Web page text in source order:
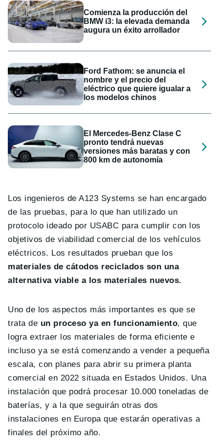
Comienza la producción del
BMW i3: la elevada demanda
augura un éxito arrollador
Ford Fathom: se anuncia el
nombre y el precio del
eléctrico que quiere igualar a
los modelos chinos
El Mercedes-Benz Clase C
pronto tendrá nuevas
versiones más baratas y con
800 km de autonomía
Los ingenieros de A123 Systems se han encargado
de las pruebas, para lo que han utilizado un
protocolo ideado por USABC para cumplir con los
objetivos de viabilidad comercial de los vehículos
eléctricos. Los resultados prueban que los
materiales de cátodos reciclados son una
alternativa viable a los materiales nuevos.
Uno de los aspectos más importantes es que se
trata de un proceso ya en funcionamiento, que
logra extraer los materiales de forma eficiente e
incluso ya se está comenzando a vender a pequeña
escala, con planes para abrir su primera planta
comercial en 2022 situada en Estados Unidos. Una
instalación que podrá procesar 10.000 toneladas de
baterías, y a la que seguirán otras dos
instalaciones en Europa que estarán operativas a
finales del próximo año.